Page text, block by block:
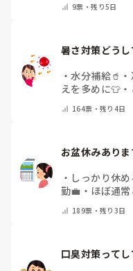
9票・残り5日
暑さ対策どう
・水分補給🥤 ・
えを多めに👕 ・
164票・残り4日
お盆休みあり
・ しっかり休
勤💼 ・ ほぼ通
189票・残り3日
口臭対策って